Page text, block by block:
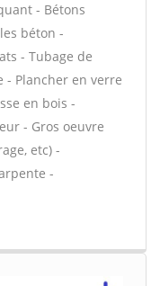
- Bétons
béton -
- Tubage de
- Plancher en verre
en bois -
- Gros oeuvre
etc) -
-